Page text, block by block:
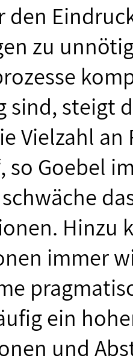
den
zu
sind, steigt
Vielzahl
so Goebel
Hinzu
immer
ein
und